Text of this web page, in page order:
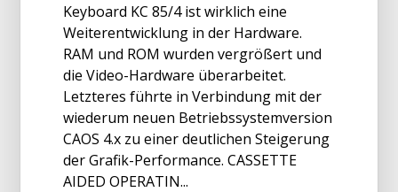
Keyboard KC 85/4 ist wirklich eine
Weiterentwicklung in der Hardware.
RAM und ROM wurden vergrößert und
die Video-Hardware überarbeitet.
Letzteres führte in Verbindung mit der
wiederum neuen Betriebssystemversion
CAOS 4.x zu einer deutlichen Steigerung
der Grafik-Performance. CASSETTE
AIDED OPERATIN...